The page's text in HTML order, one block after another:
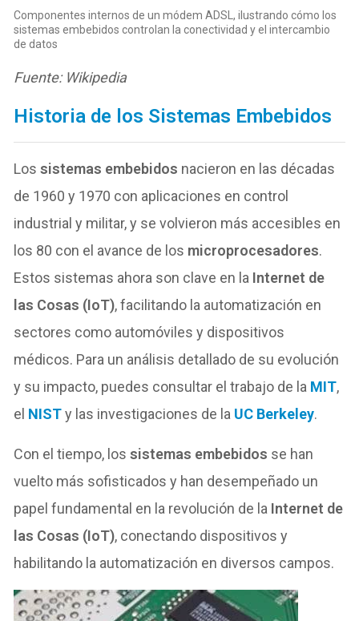
Componentes internos de un módem ADSL, ilustrando cómo los
sistemas embebidos controlan la conectividad y el intercambio
de datos
Fuente: Wikipedia
Historia de los Sistemas Embebidos
Lossistemas embebidos nacieron en las décadas
de 1960 y 1970 con aplicaciones en control
industrial y militar, y se volvieron más accesibles en
los 80 con el avance de los microprocesadores.
Estos sistemas ahora son clave en la Internet de
las Cosas (IoT), facilitando la automatización en
sectores como automóviles y dispositivos
médicos. Para un análisis detallado de su evolución
y su impacto, puedes consultar el trabajo de la MIT,
el NISTy las investigaciones de la UC Berkeley.
Con el tiempo, lossistemas embebidos se han
vuelto más sofisticados y han desempeñado un
papel fundamental en la revolución de la Internet de
las Cosas (IoT), conectando dispositivos y
habilitando la automatización en diversos campos.